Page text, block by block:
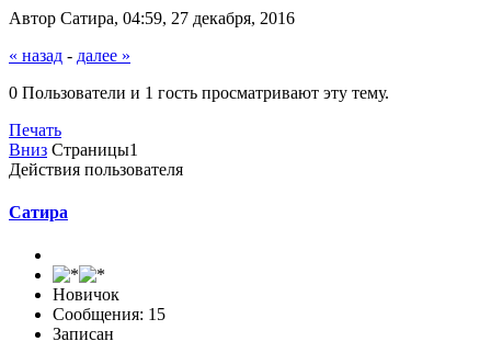
Автор Сатира, 04:59, 27 декабря, 2016
« назад - далее »
0 Пользователи и 1 гость просматривают эту тему.
Печать
Вниз Страницы1
Действия пользователя
Сатира
Новичок
Сообщения: 15
Записан